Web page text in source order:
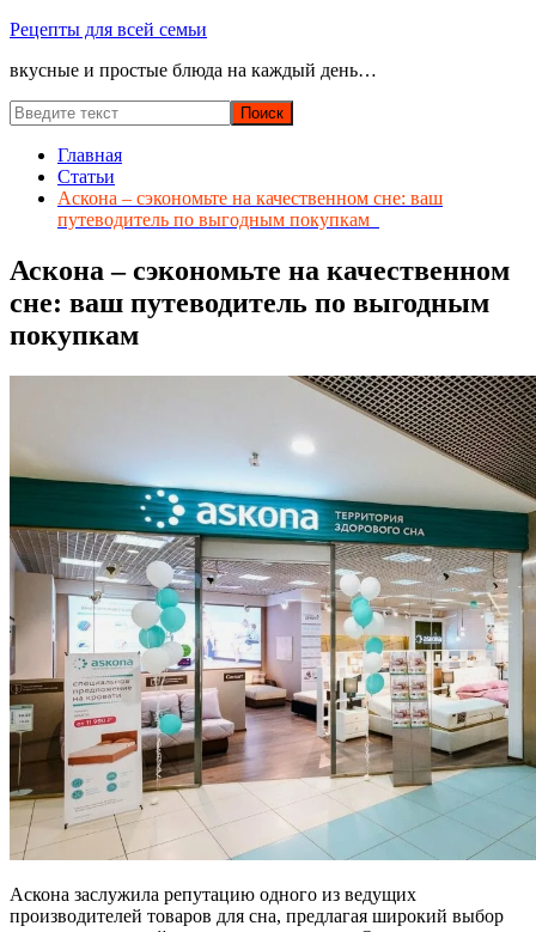
Перейти
содержимому
Рецепты для всей семьи
вкусные и простые блюда на каждый день…
Главная
Статьи
Аскона – сэкономьте на качественном сне: ваш
путеводитель по выгодным покупкам
Аскона – сэкономьте на качественном
сне: ваш путеводитель по выгодным
покупкам
Аскона заслужила репутацию одного из ведущих
производителей товаров для сна, предлагая широкий выбор